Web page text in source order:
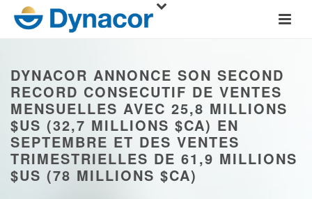
DYNACOR ANNONCE SON SECOND
RECORD CONSECUTIF DE VENTES
MENSUELLES AVEC 25,8 MILLIONS
$US (32,7 MILLIONS $CA) EN
SEPTEMBRE ET DES VENTES
TRIMESTRIELLES DE 61,9 MILLIONS
$US (78 MILLIONS $CA)